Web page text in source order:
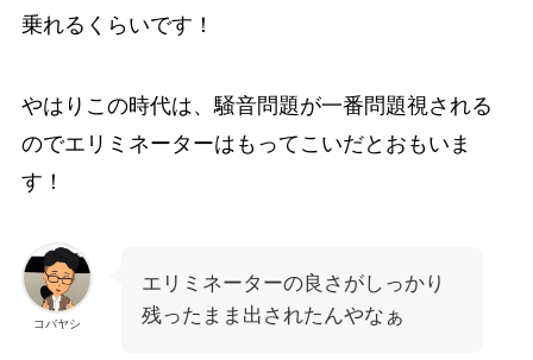
乗れるくらいです！
やはりこの時代は、騒音問題が一番問題視される
のでエリミネーターはもってこいだとおもいま
す！
コバヤシ
エリミネーターの良さがしっかり
残ったまま出されたんやなぁ